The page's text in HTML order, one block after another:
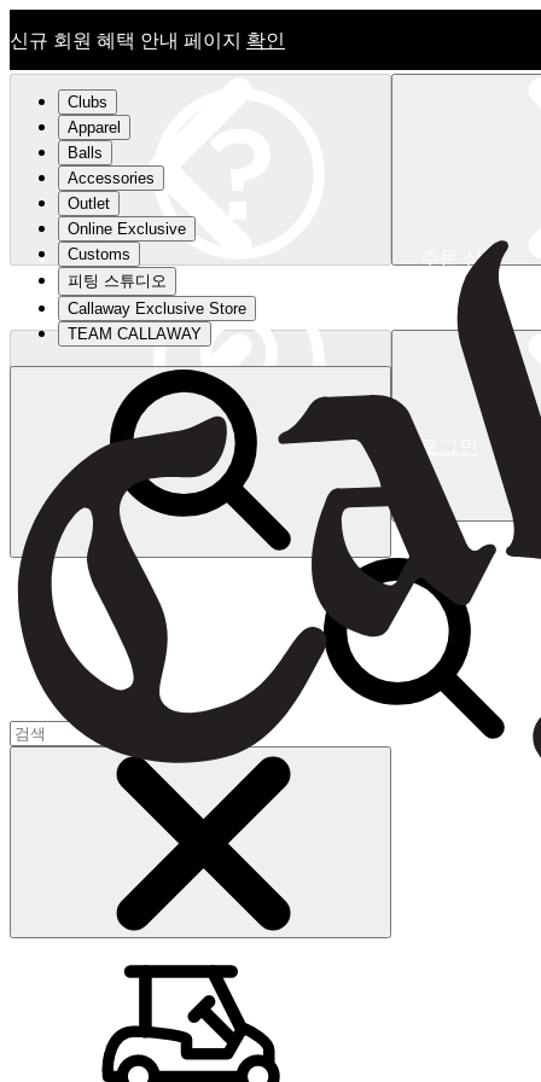
신규 회원 혜택 안내 페이지 확인
신규 회원 혜택 안내 페이지확인
주문 상태
로그인
장바구니
Clubs
Apparel
Balls
Accessories
Outlet
Online Exclusive
Customs
피팅 스튜디오
Callaway Exclusive Store
TEAM CALLAWAY